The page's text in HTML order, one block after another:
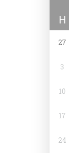
H
27
3
10
17
24